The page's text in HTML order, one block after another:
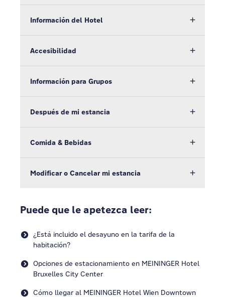
Información del Hotel
Accesibilidad
Información para Grupos
Después de mi estancia
Comida & Bebidas
Modificar o Cancelar mi estancia
Puede que le apetezca leer:
¿Está incluido el desayuno en la tarifa de la
habitación?
Opciones de estacionamiento en MEININGER Hotel
Bruxelles City Center
Cómo llegar al MEININGER Hotel Wien Downtown